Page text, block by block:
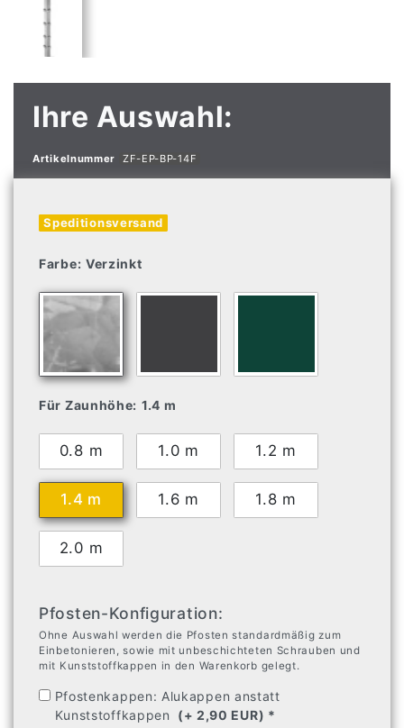
Ihre Auswahl:
Artikelnummer ZF-EP-BP-14F
Speditionsversand
Farbe: Verzinkt
Für Zaunhöhe: 1.4 m
0.8 m 1.0 m 1.2 m
1.4 m 1.6 m 1.8 m
2.0 m
Pfosten-Konfiguration:
Ohne Auswahl werden die Pfosten standardmäßig zum
Einbetonieren, sowie mit unbeschichteten Schrauben und
mit Kunststoffkappen in den Warenkorb gelegt.
Pfostenkappen: Alukappen anstatt
Kunststoffkappen
(+ 2,90 EUR) *